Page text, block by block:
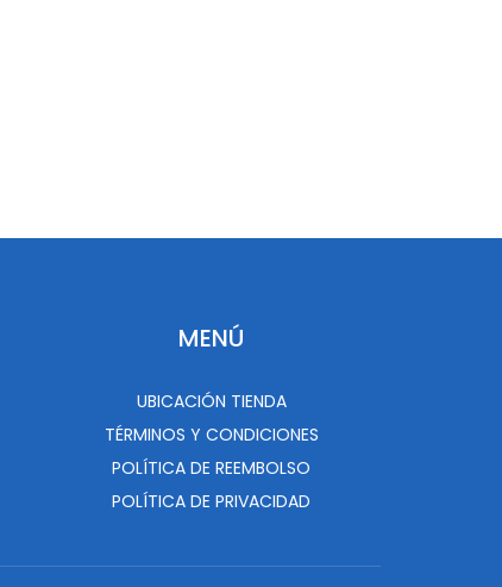
MENÚ
UBICACIÓN TIENDA
TÉRMINOS Y CONDICIONES
POLÍTICA DE REEMBOLSO
POLÍTICA DE PRIVACIDAD